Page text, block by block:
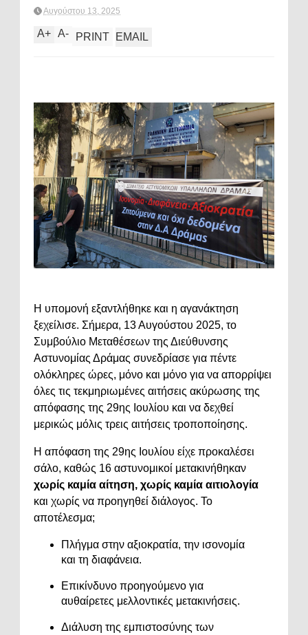
Αυγούστου 13, 2025
A+ A- PRINT EMAIL
Η υπομονή εξαντλήθηκε και η αγανάκτηση
ξεχείλισε. Σήμερα, 13 Αυγούστου 2025, το
Συμβούλιο Μεταθέσεων της Διεύθυνσης
Αστυνομίας Δράμας συνεδρίασε για πέντε
ολόκληρες ώρες, μόνο και μόνο για να απορρίψει
όλες τις τεκμηριωμένες αιτήσεις ακύρωσης της
απόφασης της 29ης Ιουλίου και να δεχθεί
μερικώς μόλις τρεις αιτήσεις τροποποίησης.
Η απόφαση της 29ης Ιουλίου είχε προκαλέσει
σάλο, καθώς 16 αστυνομικοί μετακινήθηκαν
χωρίς καμία αίτηση, χωρίς καμία αιτιολογία
και χωρίς να προηγηθεί διάλογος. Το
αποτέλεσμα;
Πλήγμα στην αξιοκρατία, την ισονομία
και τη διαφάνεια.
Επικίνδυνο προηγούμενο για
αυθαίρετες μελλοντικές μετακινήσεις.
Διάλυση της εμπιστοσύνης των